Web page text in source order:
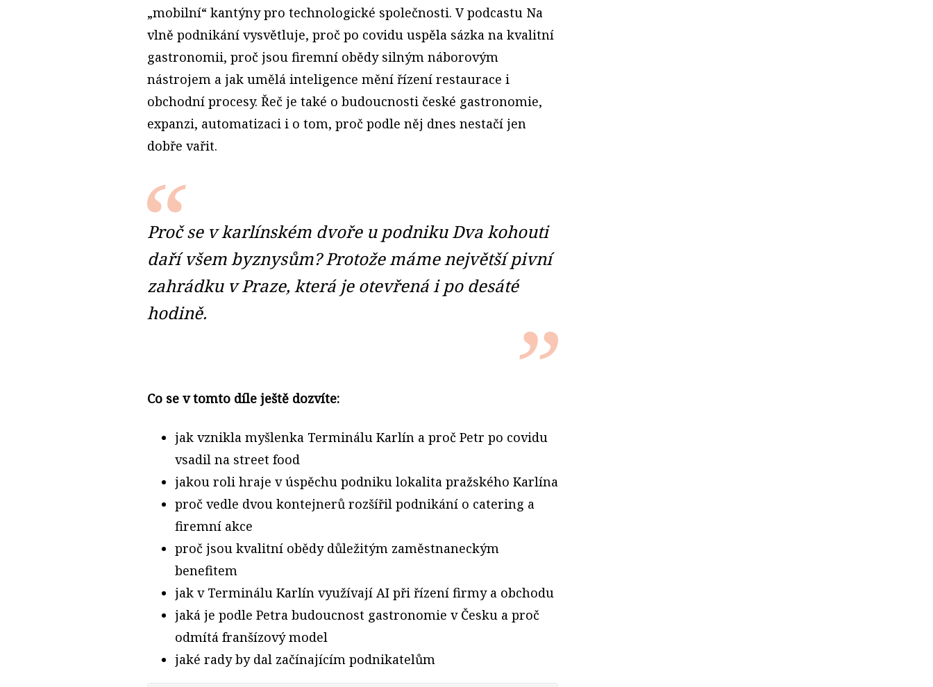
„mobilní“ kantýny pro technologické společnosti. V podcastu Na
vlně podnikání vysvětluje, proč po covidu uspěla sázka na kvalitní
gastronomii, proč jsou firemní obědy silným náborovým
nástrojem a jak umělá inteligence mění řízení restaurace i
obchodní procesy. Řeč je také o budoucnosti české gastronomie,
expanzi, automatizaci i o tom, proč podle něj dnes nestačí jen
dobře vařit.
Proč se v karlínském dvoře u podniku Dva kohouti
daří všem byznysům? Protože máme největší pivní
zahrádku v Praze, která je otevřená i po desáté
hodině.
Co se v tomto díle ještě dozvíte:
jak vznikla myšlenka Terminálu Karlín a proč Petr po covidu
vsadil na street food
jakou roli hraje v úspěchu podniku lokalita pražského Karlína
proč vedle dvou kontejnerů rozšířil podnikání o catering a
firemní akce
proč jsou kvalitní obědy důležitým zaměstnaneckým
benefitem
jak v Terminálu Karlín využívají AI při řízení firmy a obchodu
jaká je podle Petra budoucnost gastronomie v Česku a proč
odmítá franšízový model
jaké rady by dal začínajícím podnikatelům